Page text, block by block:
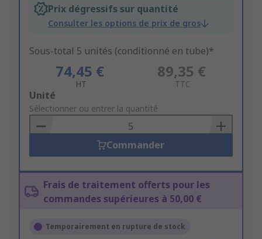
Prix dégressifs sur quantité
Consulter les options de prix de gros
Sous-total 5 unités (conditionné en tube)*
74,45 €
HT
89,35 €
TTC
Add
to
Basket
Unité
Sélectionner ou entrer la quantité
Commander
Frais de traitement offerts pour les
commandes supérieures à 50,00 €
Temporairement en rupture de stock